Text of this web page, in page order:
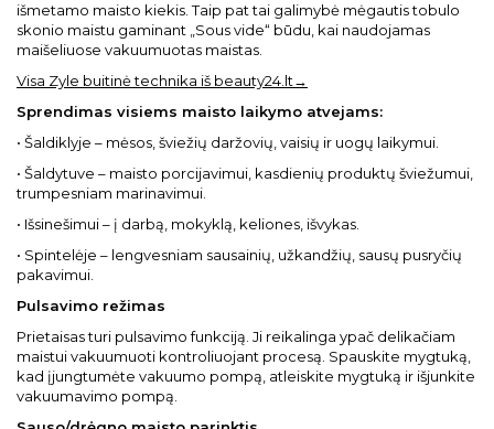
išmetamo maisto kiekis. Taip pat tai galimybė mėgautis tobulo
skonio maistu gaminant „Sous vide“ būdu, kai naudojamas
maišeliuose vakuumuotas maistas.
Visa Zyle buitinė technika iš beauty24.lt→
Sprendimas visiems maisto laikymo atvejams:
• Šaldiklyje – mėsos, šviežių daržovių, vaisių ir uogų laikymui.
• Šaldytuve – maisto porcijavimui, kasdienių produktų šviežumui,
trumpesniam marinavimui.
• Išsinešimui – į darbą, mokyklą, keliones, išvykas.
• Spintelėje – lengvesniam sausainių, užkandžių, sausų pusryčių
pakavimui.
Pulsavimo režimas
Prietaisas turi pulsavimo funkciją. Ji reikalinga ypač delikačiam
maistui vakuumuoti kontroliuojant procesą. Spauskite mygtuką,
kad įjungtumėte vakuumo pompą, atleiskite mygtuką ir išjunkite
vakuumavimo pompą.